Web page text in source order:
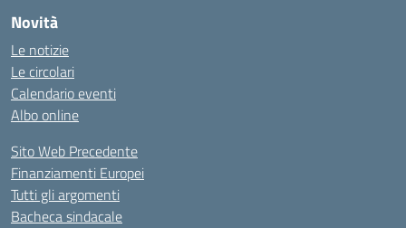
Novità
Le notizie
Le circolari
Calendario eventi
Albo online
Sito Web Precedente
Finanziamenti Europei
Tutti gli argomenti
Bacheca sindacale